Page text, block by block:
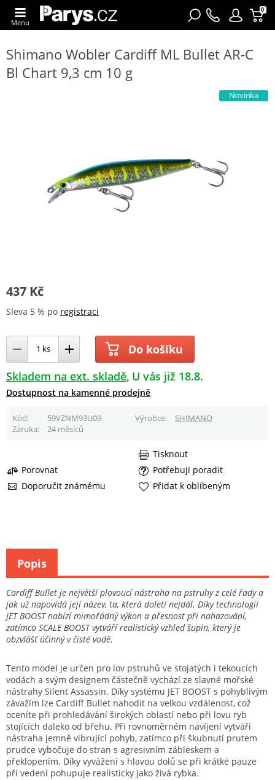
0
Menu
Shimano Wobler Cardiff ML Bullet AR-C
Bl Chart 9,3 cm 10 g
Novinka
437 Kč
Sleva 5 % po registraci
Do košíku
Skladem na ext. skladě U vás již 18.8.
Dostupnost na kamenné prodejně
Kód 59VZNM93U09 Výrobce
SHIMANO
Záruka
24 měsíců
Porovnat
Potřebuji poradit
Doporučit známému
Tisknout
Přidat k oblíbeným
Cardiff Bullet je největší plovoucí nástraha na pstruhy z celé řady a
jak už napovídá její název, ta, která doletí nejdál. Díky technologii
JET BOOST nabízí mimořádný výkon a přesnost při nahazování,
zatímco SCALE BOOST vytváří realistický vzhled šupin, který je
obzvlášť účinný v čisté vodě.
Tento model je určen pro lov pstruhů ve stojatých i tekoucích
vodách a svým designem částečně vychází ze slavné mořské
nástrahy Silent Assassin. Díky systému JET BOOST s pohyblivým
závažím lze Cardiff Bullet nahodit na velkou vzdálenost, což
oceníte při prohledávání širokých oblastí nebo při lovu ryb
stojících daleko od břehu. Při rovnoměrném navíjení vytváří
nástraha jemně vibrující pohyb, zatímco při škubnutí prutem
prudce vybočuje do stran s agresivním zábleskem a
překlopením. Díky vyvážení s hlavou dolů se při krátké pauze
při vedení pohupuje realisticky jako živá rybka.
Popis